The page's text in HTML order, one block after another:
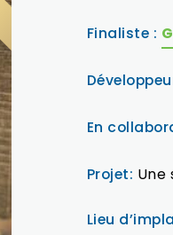
Finaliste :
En
Projet: Une
Lieu